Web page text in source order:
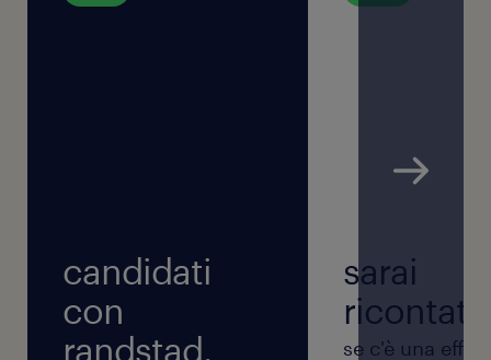
candidati
con
randstad.
sarai
se c'è una